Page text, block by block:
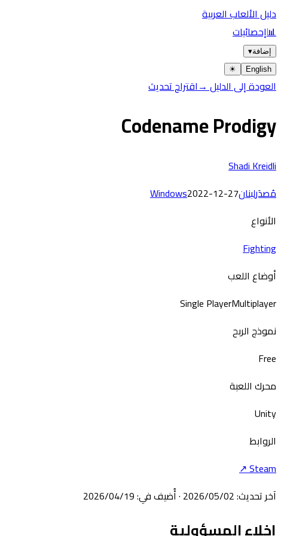
دليل الألعاب العربية
📊إحصائيات
إضافة▾
English
☀︎
العودة إلى الدليل →اقتراح تحديث
Codename Prodigy
Shadi Kreidli
مُصدَرلبنان Windows2022-12-27
الأنواع
Fighting
أوضاع اللعب
Single PlayerMultiplayer
نموذج الربح
Free
محرك اللعبة
Unity
الروابط
Steam
↗
آخر تحديث:
02‏/05‏/2026
·أُضيف في:
19‏/04‏/2026
إخلاء المسؤولية